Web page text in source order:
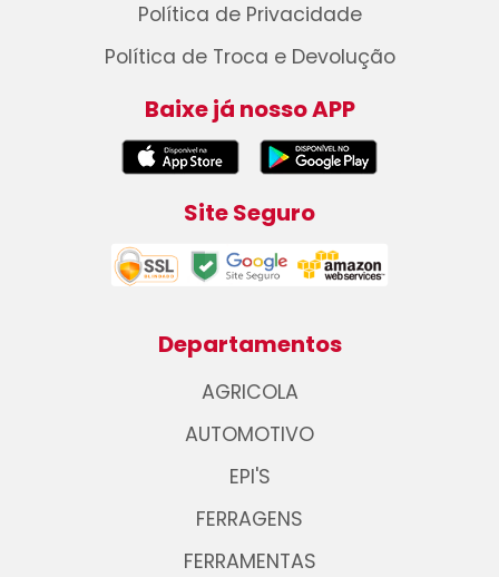
Política de Privacidade
Política de Troca e Devolução
Baixe já nosso APP
Site Seguro
Departamentos
AGRICOLA
AUTOMOTIVO
EPI'S
FERRAGENS
FERRAMENTAS